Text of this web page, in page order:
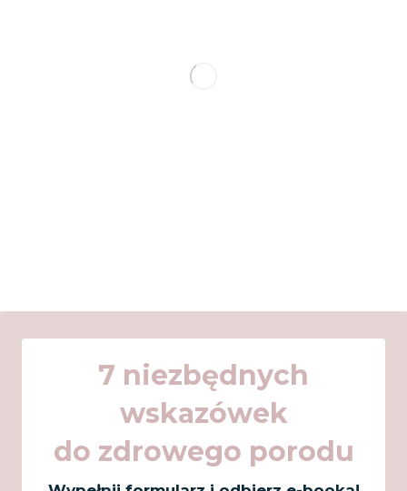
7 niezbędnych
wskazówek
do zdrowego porodu